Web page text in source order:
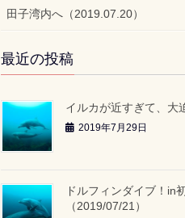
田子湾内へ（2019.07.20）
最近の投稿
イルカが近すぎて、大
2019年7月29日
ドルフィンダイブ！in
（2019/07/21）